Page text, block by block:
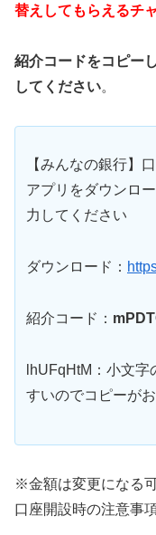
替えしてもらえるチ
紹介コードをコピー
してください。
【みんなの銀行】
アプリをダウンロ
力してください
ダウンロード：
紹介コード：
lhUFqHtM：小文
すいのでコピーが
※金額は変更になる
口座開設時の注意事